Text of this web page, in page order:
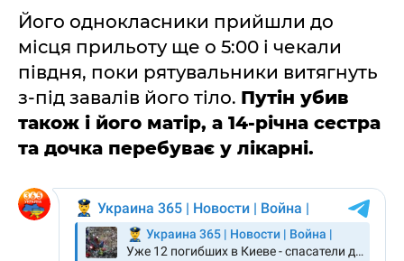
Його однокласники прийшли до
місця прильоту ще о 5:00 і чекали
півдня, поки рятувальники витягнуть
з-під завалів його тіло. Путін убив
також і його матір, а 14-річна сестра
та дочка перебуває у лікарні.